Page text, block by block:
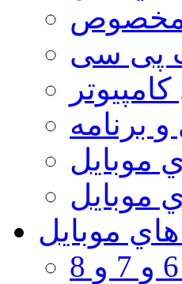
مخصوص
پی سی
و برنامه
موبايل
موبايل
موبايل